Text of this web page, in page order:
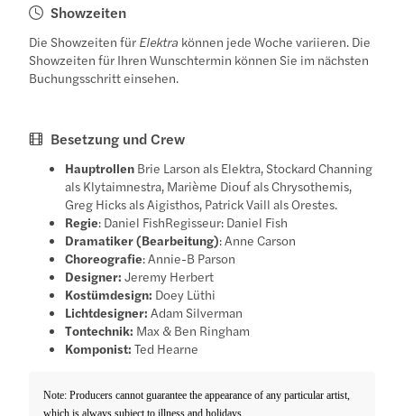
Showzeiten
Die Showzeiten für Elektra können jede Woche variieren. Die
Showzeiten für Ihren Wunschtermin können Sie im nächsten
Buchungsschritt einsehen.
Besetzung und Crew
Hauptrollen Brie Larson als Elektra, Stockard Channing
als Klytaimnestra, Marième Diouf als Chrysothemis,
Greg Hicks als Aigisthos, Patrick Vaill als Orestes.
Regie: Daniel FishRegisseur: Daniel Fish
Dramatiker (Bearbeitung): Anne Carson
Choreografie: Annie-B Parson
Designer: Jeremy Herbert
Kostümdesign: Doey Lüthi
Lichtdesigner: Adam Silverman
Tontechnik: Max & Ben Ringham
Komponist: Ted Hearne
Note: Producers cannot guarantee the appearance of any particular artist,
which is always subject to illness and holidays.